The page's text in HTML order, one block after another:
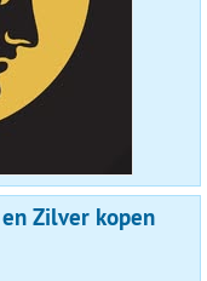
Zilver kopen